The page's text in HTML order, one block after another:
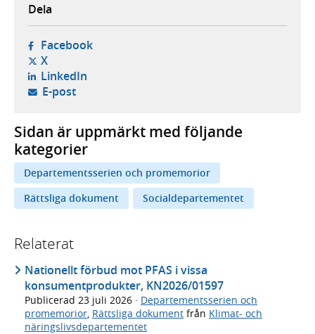
Dela
Facebook- öppnas i ny flik, extern webbplats,
X- öppnas i ny flik, extern webbplats,
LinkedIn- öppnas i ny flik, extern webbplats,
E-post- öppnar din e-postklient,
Sidan är uppmärkt med följande
kategorier
Departementsserien och promemorior
Rättsliga dokument
Socialdepartementet
Relaterat
Nationellt förbud mot PFAS i vissa
konsumentprodukter, KN2026/01597
Publicerad 23 juli 2026 · Departementsserien och
promemorior, Rättsliga dokument från Klimat- och
näringslivsdepartementet